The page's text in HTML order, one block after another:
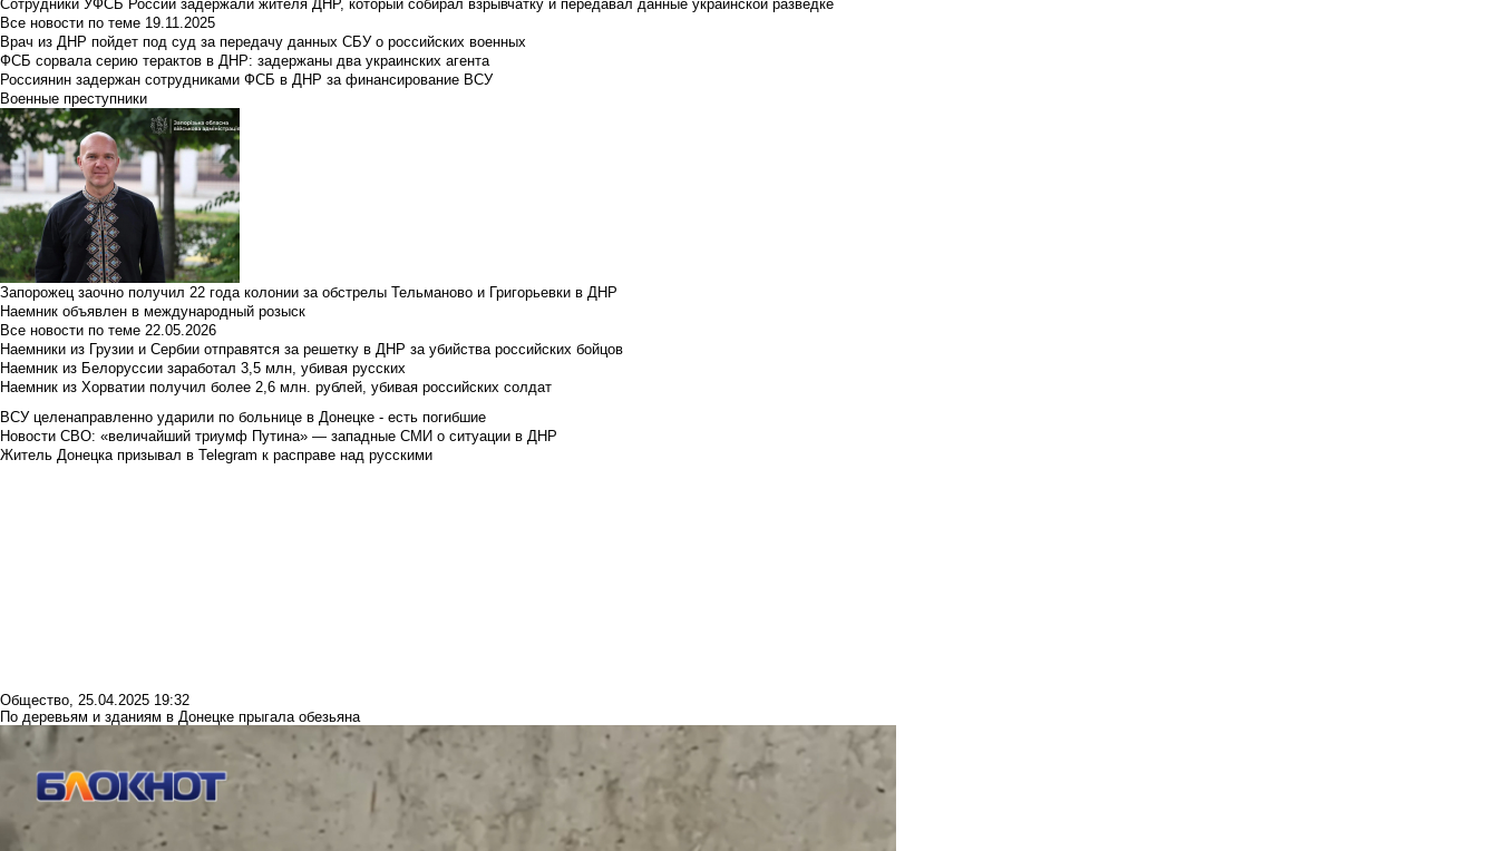
Сотрудники УФСБ России задержали жителя ДНР, который собирал взрывчатку и передавал данные украинской разведке
Все новости по теме 19.11.2025
Врач из ДНР пойдет под суд за передачу данных СБУ о российских военных
ФСБ сорвала серию терактов в ДНР: задержаны два украинских агента
Россиянин задержан сотрудниками ФСБ в ДНР за финансирование ВСУ
Военные преступники
Запорожец заочно получил 22 года колонии за обстрелы Тельманово и Григорьевки в ДНР
Наемник объявлен в международный розыск
Все новости по теме 22.05.2026
Наемники из Грузии и Сербии отправятся за решетку в ДНР за убийства российских бойцов
Наемник из Белоруссии заработал 3,5 млн, убивая русских
Наемник из Хорватии получил более 2,6 млн. рублей, убивая российских солдат
ВСУ целенаправленно ударили по больнице в Донецке - есть погибшие
Новости СВО: «величайший триумф Путина» — западные СМИ о ситуации в ДНР
Житель Донецка призывал в Telegram к расправе над русскими
Общество 25.04.2025 19:32
По деревьям и зданиям в Донецке прыгала обезьяна